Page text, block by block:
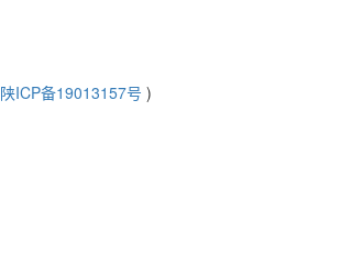
陕ICP备19013157号 )